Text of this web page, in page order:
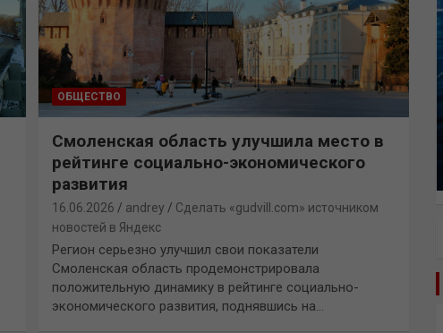
ОБЩЕСТВО
Смоленская область улучшила место в
рейтинге социально-экономического
развития
16.06.2026 andrey
Сделать «gudvill.com» источником
новостей в Яндекс
Регион серьезно улучшил свои показатели
Смоленская область продемонстрировала
положительную динамику в рейтинге социально-
экономического развития, поднявшись на…